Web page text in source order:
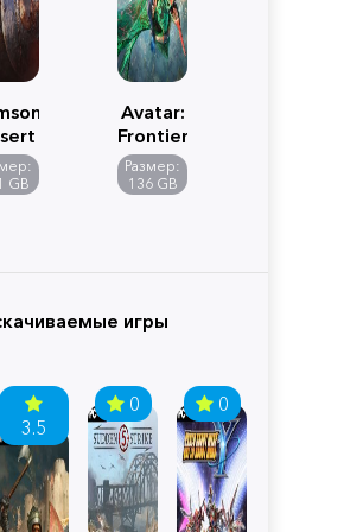
GB
Avatar:
Frontiers
of
Pandora
Размер:
136 GB
игры
3.5
0 0